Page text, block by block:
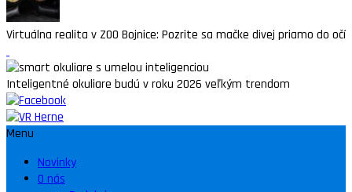
Virtuálna realita v ZOO Bojnice: Pozrite sa mačke divej priamo do očí
Inteligentné okuliare budú v roku 2026 veľkým trendom
Menu
Novinky
O nás